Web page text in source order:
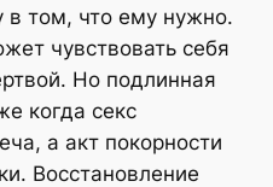
в том, что ему нужно.
чувствовать себя
Но подлинная
когда секс
а акт покорности
Восстановление